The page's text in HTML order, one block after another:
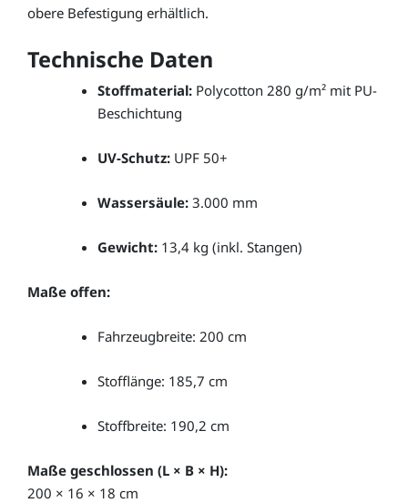
obere Befestigung erhältlich.
Technische Daten
Stoffmaterial: Polycotton 280 g/m² mit PU-
Beschichtung
UV-Schutz: UPF 50+
Wassersäule: 3.000 mm
Gewicht: 13,4 kg (inkl. Stangen)
Maße offen:
Fahrzeugbreite: 200 cm
Stofflänge: 185,7 cm
Stoffbreite: 190,2 cm
Maße geschlossen (L × B × H):
200 × 16 × 18 cm